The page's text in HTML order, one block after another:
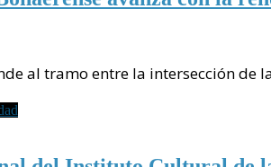
al tramo entre la intersección de